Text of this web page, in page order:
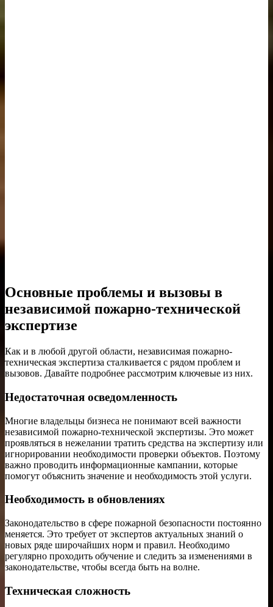
Основные проблемы и вызовы в
независимой пожарно-технической
экспертизе
Как и в любой другой области, независимая пожарно-
техническая экспертиза сталкивается с рядом проблем и
вызовов. Давайте подробнее рассмотрим ключевые из них.
Недостаточная осведомленность
Многие владельцы бизнеса не понимают всей важности
независимой пожарно-технической экспертизы. Это может
проявляться в нежелании тратить средства на экспертизу или
игнорировании необходимости проверки объектов. Поэтому
важно проводить информационные кампании, которые
помогут объяснить значение и необходимость этой услуги.
Необходимость в обновлениях
Законодательство в сфере пожарной безопасности постоянно
меняется. Это требует от экспертов актуальных знаний о
новых ряде широчайших норм и правил. Необходимо
регулярно проходить обучение и следить за изменениями в
законодательстве, чтобы всегда быть на волне.
Техническая сложность